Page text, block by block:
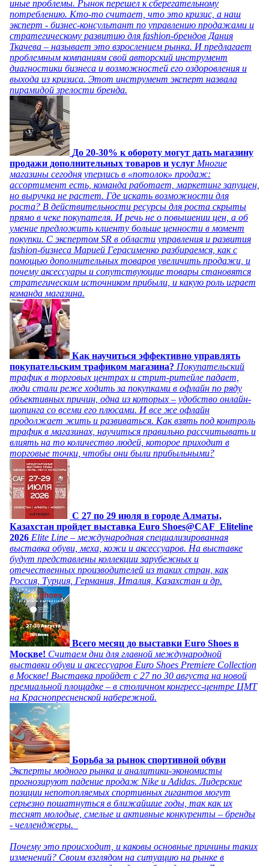
иные проблемы. Рынок перешел к сберегательному
потреблению. Кто-то считает, что это кризис, а наш
эксперт - бизнес-консультант по управлению продажами и
стратегическому развитию для fashion-брендов Дания
Ткачева – называет это взрослением рынка. И предлагает
проблемным компаниям свой авторский инструмент
диагностики бизнеса и возможностей его оздоровления и
выхода из кризиса. Этот инструмент эксперт назвала
пирамидой зрелости бренда.
До 20-30% к обороту могут дать магазину
продажи дополнительных товаров и услуг Многие
магазины сегодня уперлись в «потолок» продаж:
ассортимент есть, команда работает, маркетинг запущен,
но выручка не растет. Где искать возможности для
роста? В действительности ресурсы для роста скрыты
прямо в чеке покупателя. И речь не о повышении цен, а об
умение предложить клиенту больше ценности в момент
покупки. С экспертом SR в области управления и развития
fashion-бизнеса Марией Герасименко разбираемся, как с
помощью дополнительных товаров увеличить продажи, и
почему аксессуары и сопутствующие товары становятся
стратегическим источником прибыли, и какую роль играет
команда магазина.
Как научиться эффективно управлять
покупательским трафиком магазина? Покупательский
трафик в торговых центрах и стрит-ритейле падает,
люди стали реже ходить за покупками в офлайн по ряду
объективных причин, одна из которых – удобство онлайн-
шопинга со всеми его плюсами. И все же офлайн
продолжает жить и развиваться. Как взять под контроль
трафик в магазинах, научиться правильно рассчитывать и
влиять на то количество людей, которое приходит в
торговые точки, чтобы они были прибыльными?
C 27 по 29 июля в городе Алматы,
Казахстан пройдет выставка Euro Shoes@CAF_Eliteline
2026 Elite Line – международная специализированная
выставка обуви, меха, кожи и аксессуаров. На выставке
будут представлены коллекции зарубежных и
отечественных производителей из таких стран, как
Россия, Турция, Германия, Италия, Казахстан и др.
Всего месяц до выставки Euro Shoes в
Москве! Считаем дни для главной международной
выставки обуви и аксессуаров Euro Shoes Premiere Collection
в Москве! Выставка пройдет с 27 по 30 августа на новой
премиальной площадке – в столичном конгресс-центре ЦМТ
на Краснопресненской набережной.
Борьба за рынок спортивной обуви
Эксперты модного рынка и аналитики-экономисты
прогнозируют падение продаж Nike и Adidas. Лидерские
позиции непотопляемых спортивных гигантов могут
серьезно пошатнуться в ближайшие годы, так как их
теснят молодые, смелые и активные конкуренты – бренды
- челленджеры.
Почему это происходит, и каковы основные причины таких
изменений? Своим взглядом на ситуацию на рынке в